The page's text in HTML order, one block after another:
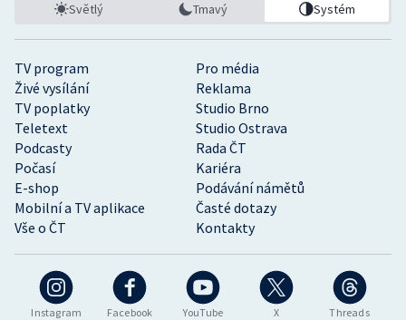
Instagram Facebook YouTube X Threads
TV program
Pro média
Živé vysílání
Reklama
TV poplatky
Studio Brno
Teletext
Studio Ostrava
Podcasty
Rada ČT
Počasí
Kariéra
E-shop
Podávání námětů
Mobilní a TV aplikace
Časté dotazy
Vše o ČT
Kontakty
Světlý Tmavý Systém